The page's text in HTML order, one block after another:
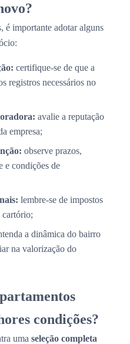
é importante adotar alguns
certifique-se de que a
registros necessários no
avalie a reputação
empresa;
observe prazos,
e condições de
lembre-se de impostos
cartório;
a dinâmica do bairro
na valorização do
condições?
uma seleção completa